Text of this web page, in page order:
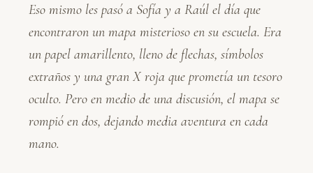
Eso mismo les pasó a Sofía y a Raúl el día que
encontraron un mapa misterioso en su escuela. Era
un papel amarillento, lleno de flechas, símbolos
extraños y una gran X roja que prometía un tesoro
oculto. Pero en medio de una discusión, el mapa se
rompió en dos, dejando media aventura en cada
mano.